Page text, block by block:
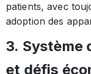
patients, avec
adoption des
3. Système
et défis